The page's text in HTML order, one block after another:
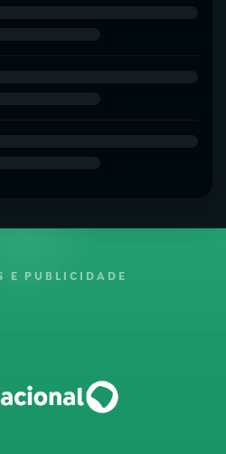
E PUBLICIDADE